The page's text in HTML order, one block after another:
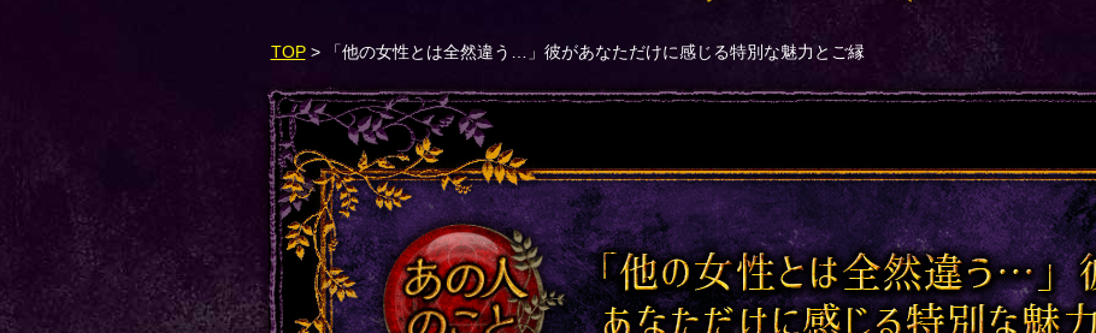
TOP> 「他の女性とは全然違う…」彼があなただけに感じる特別な魅力とご縁